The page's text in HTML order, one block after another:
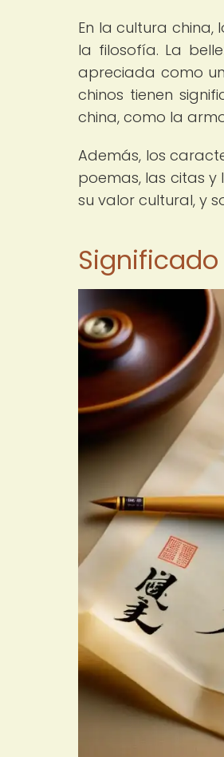
En la cultura
la filosofía. La
apreciada como
chinos tienen
china, como la
Además, los
poemas, las citas
su valor cultural, y